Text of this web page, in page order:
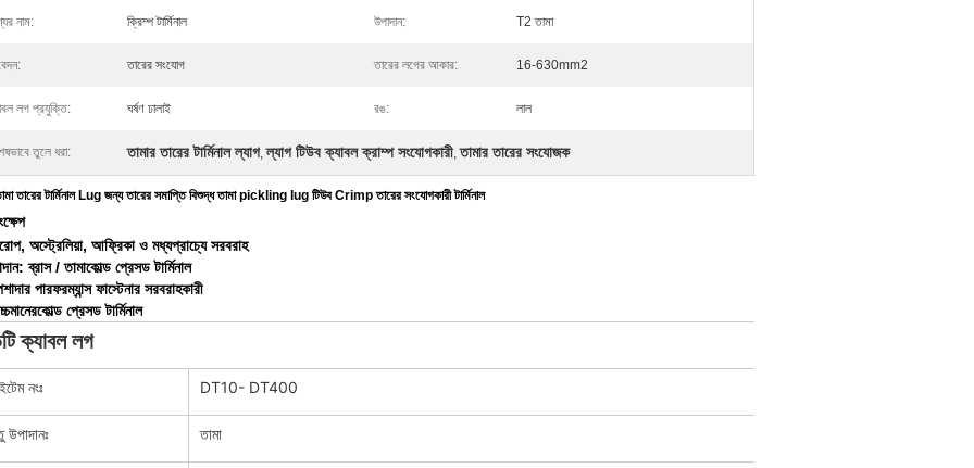
নাম: ক্রিম্প টার্মিনাল উপাদান: T2 তামা
তারের সংযোগ তারের লগের আকার: 16-630mm2
লগ প্রযুক্তি: ঘর্ষণ ঢালাই রঙ: লাল
তুলে ধরা: তামার তারের টার্মিনাল ল্যাগ,ল্যাগ টিউব ক্যাবল ক্রাম্প সংযোগকারী,তামার তারের সংযোজক
তারের টার্মিনাল Lug জন্য তারের সমাপ্তি বিশুদ্ধ তামা pickling lug টিউব Crimp তারের সংযোগকারী টার্মিনাল
অস্ট্রেলিয়া, আফ্রিকা ও মধ্যপ্রাচ্যে সরবরাহ
ব্রাস / তামাকোল্ড প্রেসড টার্মিনাল
পারফরম্যান্স ফাস্টেনার সরবরাহকারী
কোল্ড প্রেসড টার্মিনাল
ক্যাবল লগ
নংঃ DT10- DT400
উপাদানঃ তামা